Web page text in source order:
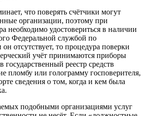
что поверять счётчики могут
организации, поэтому при
необходимо удостовериться в наличии
Федеральной службой по
отсутствует, то процедура поверки
учёт принимаются приборы
государственный реестр средств
пломбу или голограмму госповерителя,
сведения о том, когда и кем была
подобными организациями услуг